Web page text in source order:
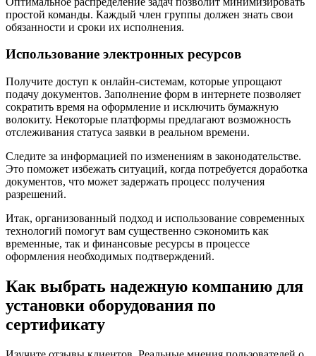
простой команды. Каждый член группы должен знать свои
обязанности и сроки их исполнения.
Использование электронных ресурсов
Получите доступ к онлайн-системам, которые упрощают
подачу документов. Заполнение форм в интернете позволяет
сократить время на оформление и исключить бумажную
волокиту. Некоторые платформы предлагают возможность
отслеживания статуса заявки в реальном времени.
Следите за информацией по изменениям в законодательстве.
Это поможет избежать ситуаций, когда потребуется доработка
документов, что может задержать процесс получения
разрешений.
Итак, организованный подход и использование современных
технологий помогут вам существенно сэкономить как
временные, так и финансовые ресурсы в процессе
оформления необходимых подтверждений.
Как выбрать надежную компанию для
установки оборудования по
сертификату